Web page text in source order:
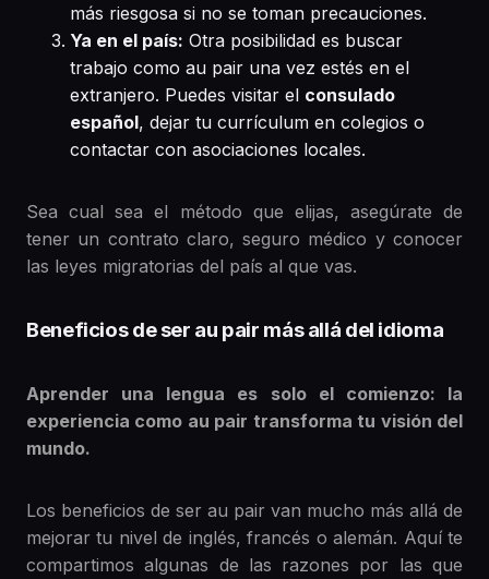
más riesgosa si no se toman precauciones.
Ya en el país: Otra posibilidad es buscar
trabajo como au pair una vez estés en el
extranjero. Puedes visitar el consulado
español, dejar tu currículum en colegios o
contactar con asociaciones locales.
Sea cual sea el método que elijas, asegúrate de
tener un contrato claro, seguro médico y conocer
las leyes migratorias del país al que vas.
Beneficios de ser au pair más allá del idioma
Aprender una lengua es solo el comienzo: la
experiencia como au pair transforma tu visión del
mundo.
Los beneficios de ser au pair van mucho más allá de
mejorar tu nivel de inglés, francés o alemán. Aquí te
compartimos algunas de las razones por las que